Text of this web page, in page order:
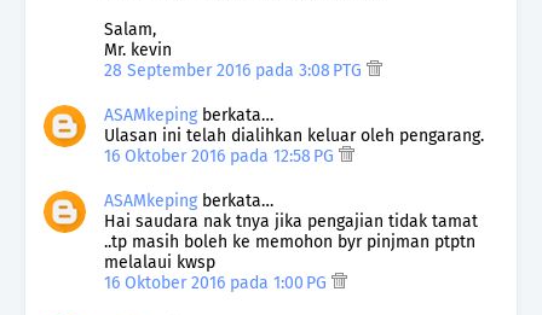
Salam,
Mr. kevin
28 September 2016 pada 3:08 PTG
ASAMkeping berkata…
Ulasan ini telah dialihkan keluar oleh pengarang.
16 Oktober 2016 pada 12:58 PG
ASAMkeping berkata…
Hai saudara nak tnya jika pengajian tidak tamat
..tp masih boleh ke memohon byr pinjman ptptn
melalaui kwsp
16 Oktober 2016 pada 1:00 PG